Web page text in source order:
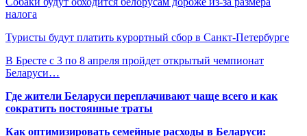
налога
Туристы будут платить курортный сбор в Санкт-Петербурге
В Бресте с 3 по 8 апреля пройдет открытый чемпионат
Беларуси…
Где жители Беларуси переплачивают чаще всего и как
сократить постоянные траты
Как оптимизировать семейные расходы в Беларуси: